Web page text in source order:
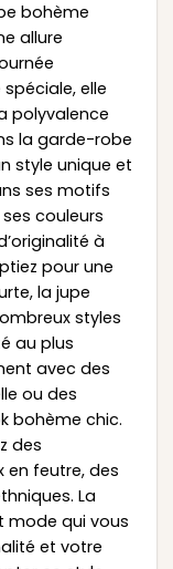
bohème
allure
elle
polyvalence
la garde-robe
style unique et
ses motifs
couleurs
à
pour une
la jupe
styles
au plus
avec des
ou des
bohème chic.
des
en feutre, des
La
mode qui vous
et votre